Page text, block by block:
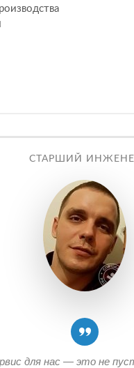
СТАРШИЙ
для нас — это не